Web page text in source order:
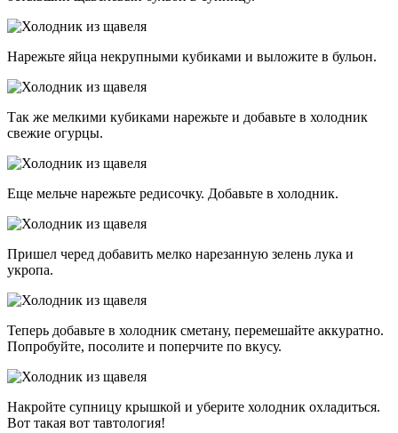
Нарежьте яйца некрупными кубиками и выложите в бульон.
Так же мелкими кубиками нарежьте и добавьте в холодник
свежие огурцы.
Еще мельче нарежьте редисочку. Добавьте в холодник.
Пришел черед добавить мелко нарезанную зелень лука и
укропа.
Теперь добавьте в холодник сметану, перемешайте аккуратно.
Попробуйте, посолите и поперчите по вкусу.
Накройте супницу крышкой и уберите холодник охладиться.
Вот такая вот тавтология!